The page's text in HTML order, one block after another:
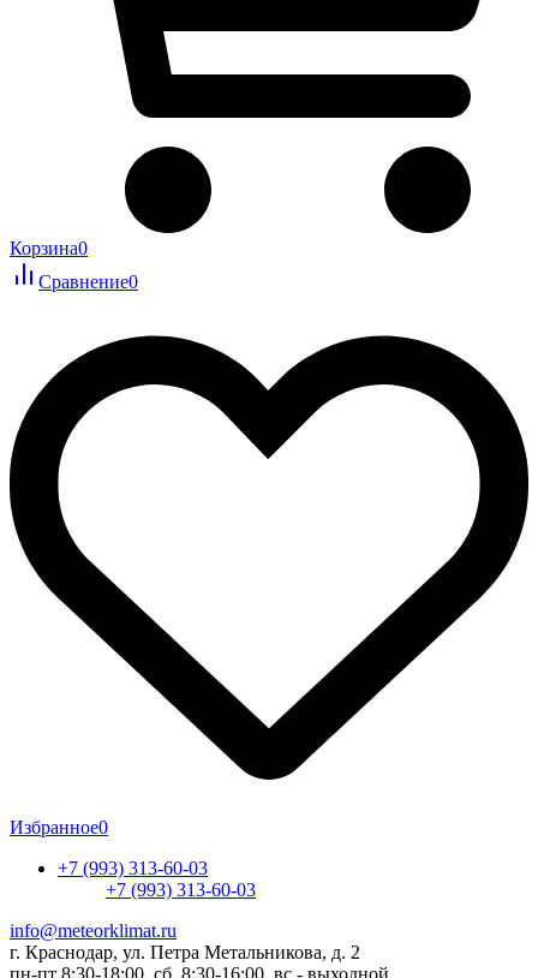
Корзина0
Сравнение0
Избранное0
+7 (993) 313-60-03
+7 (993) 313-60-03
info@meteorklimat.ru
г. Краснодар, ул. Петра Метальникова, д. 2
пн-пт 8:30-18:00, сб. 8:30-16:00, вс - выходной